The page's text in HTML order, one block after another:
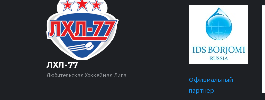
ЛХЛ-77
Любительская Хоккейная Лига
Официальный
партнер